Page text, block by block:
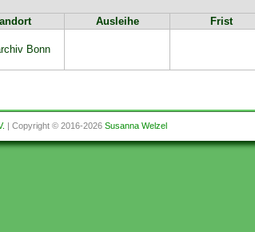
Ausleihe Frist
Bonn
| Copyright © 2016-2026Susanna Welzel